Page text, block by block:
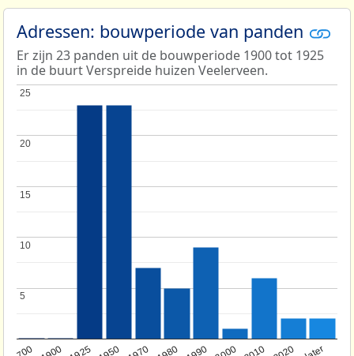
Adressen: bouwperiode van panden
Er zijn 23 panden uit de bouwperiode 1900 tot 1925
in de buurt Verspreide huizen Veelerveen.
5
5
10
10
15
15
20
20
25
25